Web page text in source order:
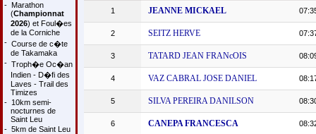
- Marathon
(Championnat
2026) et Foul�es
de la Corniche
- Course de c�te
de Takamaka
- Troph�e Oc�an
Indien - D�fi des
Laves - Trail des
Timizes
- 10km semi-
nocturnes de
Saint Leu
- 5km de Saint Leu
1 JEANNE MICKAEL
2 SEITZ HERVE
3 TATARD JEAN FRANcOIS
4 VAZ CABRAL JOSE DANIEL
5 SILVA PEREIRA DANILSON
6 CANEPA FRANCESCA